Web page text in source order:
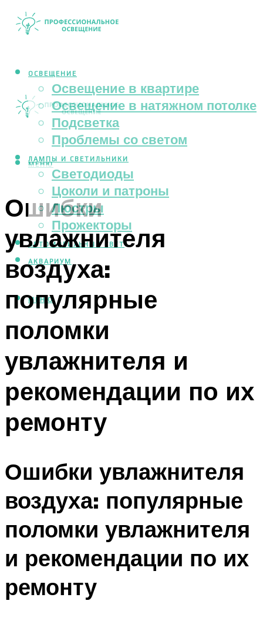
ОСВЕЩЕНИЕ
Освещение в квартире
Освещение в натяжном потолке
Подсветка
Проблемы со светом
ЛАМПЫ И СВЕТИЛЬНИКИ
Светодиоды
Цоколи и патроны
Люстры
Прожекторы
АВТОМОБИЛЬНЫЙ СВЕТ
АКВАРИУМ
МЕНЮ
МЕНЮ
Ошибки
увлажнителя
воздуха:
популярные
поломки
увлажнителя и
рекомендации по их
ремонту
Ошибки увлажнителя
воздуха: популярные
поломки увлажнителя
и рекомендации по их
ремонту